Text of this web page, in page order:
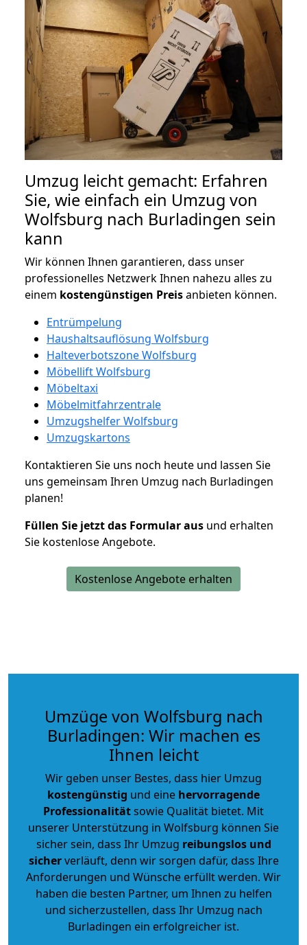
Umzug leicht gemacht: Erfahren
Sie, wie einfach ein Umzug von
Wolfsburg nach Burladingen sein
kann
Wir können Ihnen garantieren, dass unser
professionelles Netzwerk Ihnen nahezu alles zu
einem kostengünstigen Preisanbieten können.
Entrümpelung
Haushaltsauflösung Wolfsburg
Halteverbotszone Wolfsburg
Möbellift Wolfsburg
Möbeltaxi
Möbelmitfahrzentrale
Umzugshelfer Wolfsburg
Umzugskartons
Kontaktieren Sie uns noch heute und lassen Sie
uns gemeinsam Ihren Umzug nach Burladingen
planen!
Füllen Sie jetzt das Formular aus und erhalten
Sie kostenlose Angebote.
Kostenlose Angebote erhalten
Umzüge von Wolfsburg nach
Burladingen: Wir machen es
Ihnen leicht
Wir geben unser Bestes, dass hier Umzug
kostengünstig und eine hervorragende
Professionalitätsowie Qualität bietet. Mit
unserer Unterstützung in Wolfsburg können Sie
sicher sein, dass Ihr Umzug reibungslos und
sicherverläuft, denn wir sorgen dafür, dass Ihre
Anforderungen und Wünsche erfüllt werden. Wir
haben die besten Partner, um Ihnen zu helfen
und sicherzustellen, dass Ihr Umzug nach
Burladingen ein erfolgreicher ist.